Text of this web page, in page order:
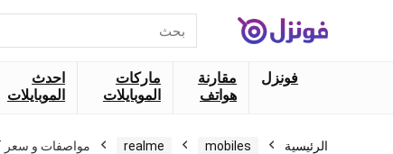
عن:
فونزل
مقارنة
هواتف
ماركات
الموبايلات
احدث
الموبايلات
الرئيسية mobiles
realme مواصفات و سعر Realme 14T